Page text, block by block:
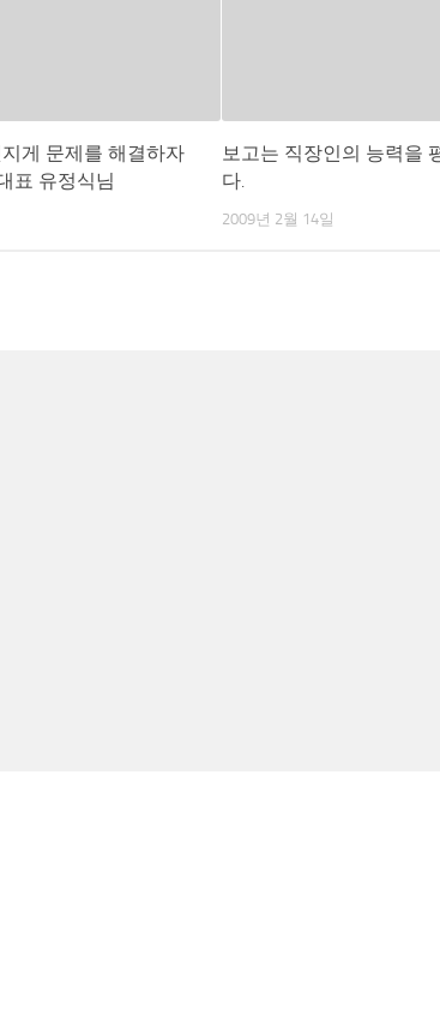
게 문제를 해결하자
표 유정식님
보고는 직장인의 능력을
다.
2009년 2월 14일